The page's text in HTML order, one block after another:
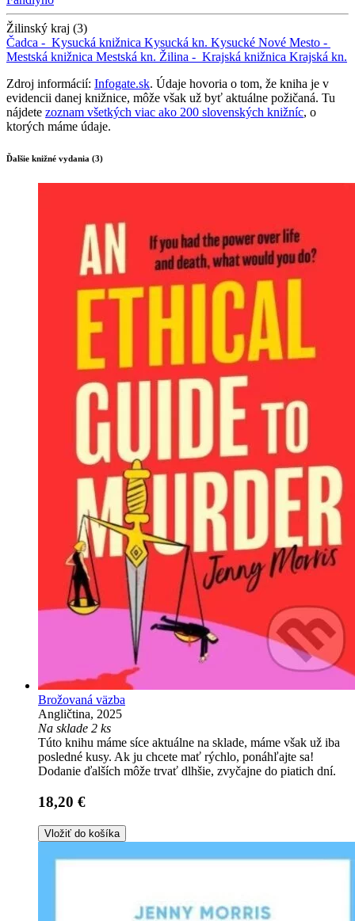
Žilinský kraj (3)
Čadca - Kysucká knižnica Kysucká kn. Kysucké Nové Mesto -
Mestská knižnica Mestská kn. Žilina - Krajská knižnica Krajská kn.
Zdroj informácií: Infogate.sk. Údaje hovoria o tom, že kniha je v
evidencii danej knižnice, môže však už byť aktuálne požičaná. Tu
nájdete zoznam všetkých viac ako 200 slovenských knižníc, o
ktorých máme údaje.
Ďalšie knižné vydania (3)
Brožovaná väzba
Angličtina, 2025
Na sklade 2 ks
Túto knihu máme síce aktuálne na sklade, máme však už iba
posledné kusy. Ak ju chcete mať rýchlo, ponáhľajte sa!
Dodanie ďalších môže trvať dlhšie, zvyčajne do piatich dní.
18,20 €
Vložiť do košíka